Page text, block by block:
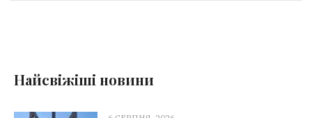
Найсвіжіші новини